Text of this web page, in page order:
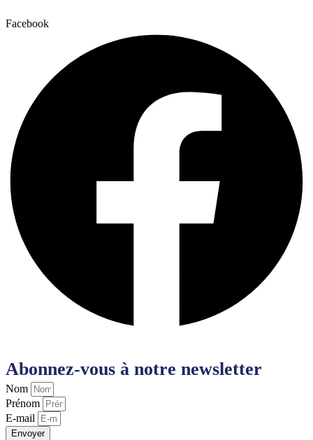
Facebook
Abonnez-vous à notre newsletter
Nom
Prénom
E-mail
Envoyer